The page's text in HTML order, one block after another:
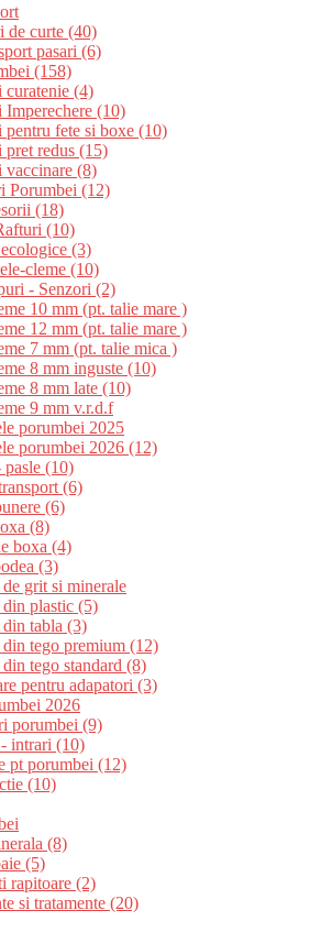
de curte (40)
pasari (6)
(158)
curatenie (4)
Imperechere (10)
pentru fete si boxe (10)
pret redus (15)
vaccinare (8)
Porumbei (12)
(18)
(10)
(3)
cleme (10)
- Senzori (2)
10 mm (pt. talie mare )
12 mm (pt. talie mare )
7 mm (pt. talie mica )
8 mm inguste (10)
8 mm late (10)
9 mm v.r.d.f
porumbei 2025
porumbei 2026 (12)
pasle (10)
(6)
(6)
(8)
boxa (4)
(3)
grit si minerale
plastic (5)
tabla (3)
tego premium (12)
tego standard (8)
pentru adapatori (3)
2026
porumbei (9)
intrari (10)
pt porumbei (12)
(10)
(8)
(5)
rapitoare (2)
si tratamente (20)